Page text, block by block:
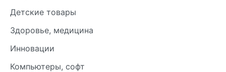
Детские товары
Здоровье, медицина
Инновации
Компьютеры, софт